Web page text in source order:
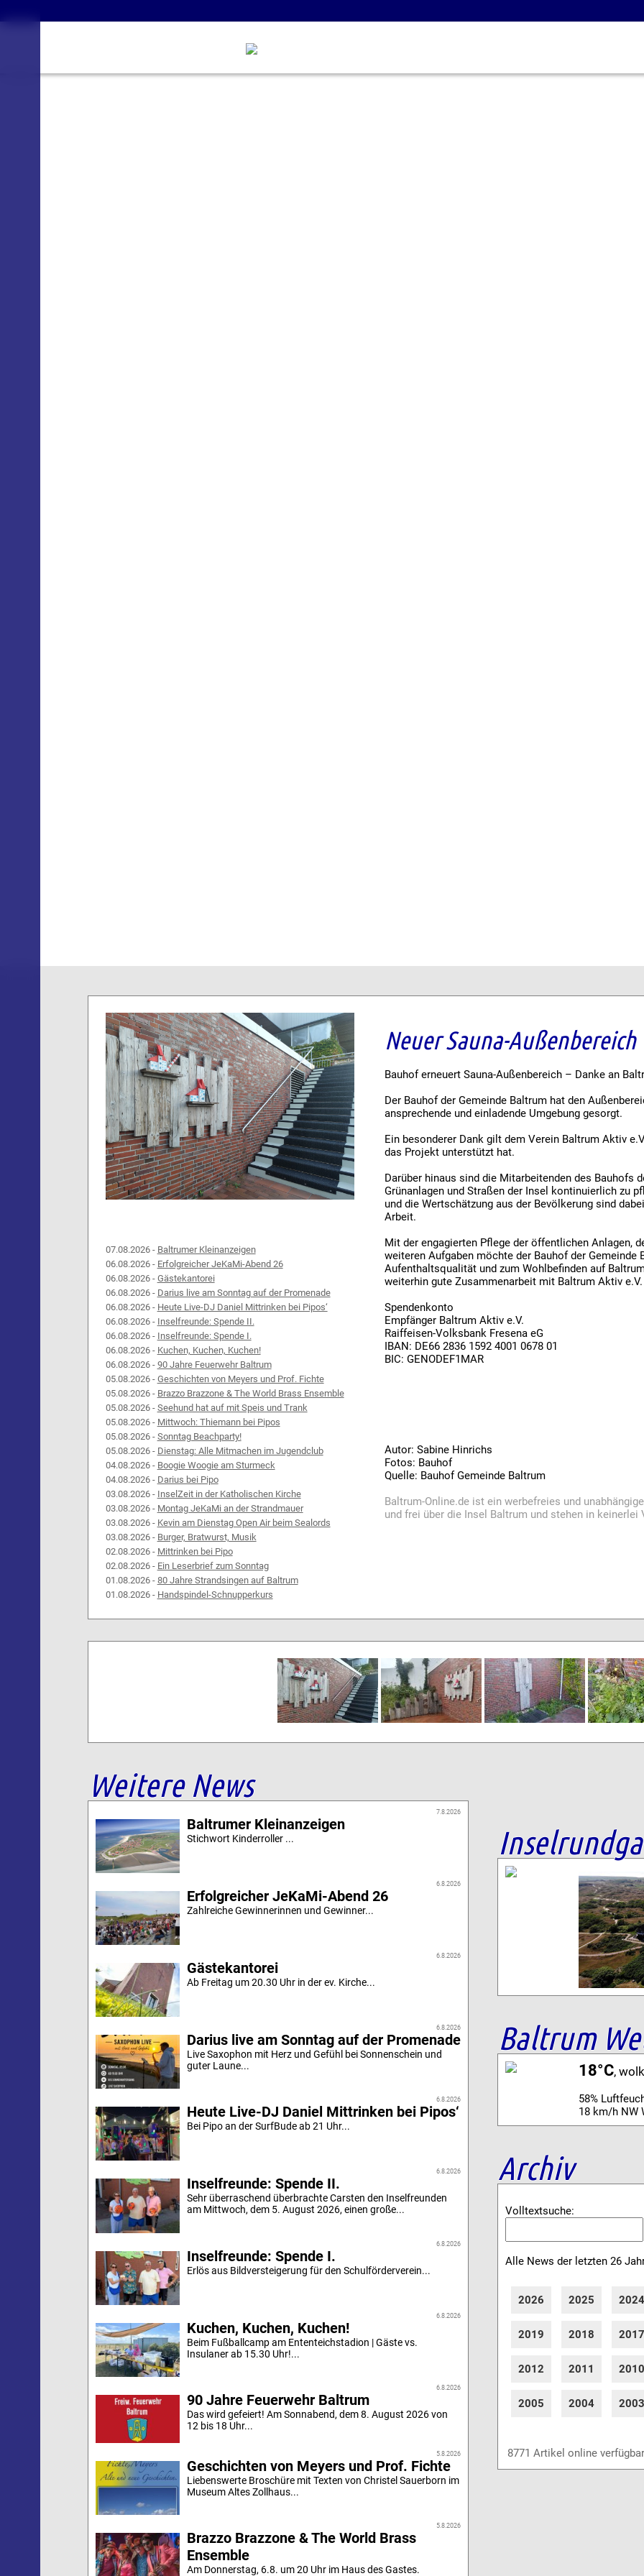
07.08.2026 - Baltrumer Kleinanzeigen
06.08.2026 - Erfolgreicher JeKaMi-Abend 26
06.08.2026 - Gästekantorei
06.08.2026 - Darius live am Sonntag auf der Promenade
06.08.2026 - Heute Live-DJ Daniel Mittrinken bei Pipos‘
06.08.2026 - Inselfreunde: Spende II.
06.08.2026 - Inselfreunde: Spende I.
06.08.2026 - Kuchen, Kuchen, Kuchen!
06.08.2026 - 90 Jahre Feuerwehr Baltrum
05.08.2026 - Geschichten von Meyers und Prof. Fichte
05.08.2026 - Brazzo Brazzone & The World Brass Ensemble
05.08.2026 - Seehund hat auf mit Speis und Trank
05.08.2026 - Mittwoch: Thiemann bei Pipos
05.08.2026 - Sonntag Beachparty!
05.08.2026 - Dienstag: Alle Mitmachen im Jugendclub
04.08.2026 - Boogie Woogie am Sturmeck
04.08.2026 - Darius bei Pipo
03.08.2026 - InselZeit in der Katholischen Kirche
03.08.2026 - Montag JeKaMi an der Strandmauer
03.08.2026 - Kevin am Dienstag Open Air beim Sealords
03.08.2026 - Burger, Bratwurst, Musik
02.08.2026 - Mittrinken bei Pipo
02.08.2026 - Ein Leserbrief zum Sonntag
01.08.2026 - 80 Jahre Strandsingen auf Baltrum
01.08.2026 - Handspindel-Schnupperkurs
Neuer Sauna-Außenbereich
Bauhof erneuert Sauna-Außenbereich – Danke an
Der Bauhof der Gemeinde Baltrum hat den
ansprechende und einladende Umgebung gesorgt.
Ein besonderer Dank gilt dem Verein Baltrum Aktiv
das Projekt unterstützt hat.
Darüber hinaus sind die Mitarbeitenden des Bauhofs
Grünanlagen und Straßen der Insel kontinuierlich zu
und die Wertschätzung aus der Bevölkerung sind
Arbeit.
Mit der engagierten Pflege der öffentlichen Anlagen,
weiteren Aufgaben möchte der Bauhof der Gemeinde
Aufenthaltsqualität und zum Wohlbefinden auf
weiterhin gute Zusammenarbeit mit Baltrum Aktiv e.V.
Spendenkonto
Empfänger Baltrum Aktiv e.V.
Raiffeisen-Volksbank Fresena eG
IBAN: DE66 2836 1592 4001 0678 01
BIC: GENODEF1MAR
Autor: Sabine Hinrichs
Fotos: Bauhof
Quelle: Bauhof Gemeinde Baltrum
Baltrum-Online.de ist ein werbefreies und
und frei über die Insel Baltrum und stehen in keinerlei
Weitere News
7.8.2026
Baltrumer Kleinanzeigen
Stichwort Kinderroller ...
6.8.2026
Erfolgreicher JeKaMi-Abend 26
Zahlreiche Gewinnerinnen und Gewinner...
6.8.2026
Gästekantorei
Ab Freitag um 20.30 Uhr in der ev. Kirche...
6.8.2026
Darius live am Sonntag auf der Promenade
Live Saxophon mit Herz und Gefühl bei Sonnenschein und
guter Laune...
6.8.2026
Heute Live-DJ Daniel Mittrinken bei Pipos‘
Bei Pipo an der SurfBude ab 21 Uhr...
6.8.2026
Inselfreunde: Spende II.
Sehr überraschend überbrachte Carsten den Inselfreunden
am Mittwoch, dem 5. August 2026, einen große...
6.8.2026
Inselfreunde: Spende I.
Erlös aus Bildversteigerung für den Schulförderverein...
6.8.2026
Kuchen, Kuchen, Kuchen!
Beim Fußballcamp am Ententeichstadion | Gäste vs.
Insulaner ab 15.30 Uhr!...
6.8.2026
90 Jahre Feuerwehr Baltrum
Das wird gefeiert! Am Sonnabend, dem 8. August 2026 von
12 bis 18 Uhr...
5.8.2026
Geschichten von Meyers und Prof. Fichte
Liebenswerte Broschüre mit Texten von Christel Sauerborn im
Museum Altes Zollhaus...
5.8.2026
Brazzo Brazzone & The World Brass
Ensemble
Am Donnerstag, 6.8. um 20 Uhr im Haus des Gastes.
Baltrum
18°C,
58%
18 km/h NW
Archiv
Volltextsuche:
Alle News der letzten 26
2026 2025
2019 2018
2012 2011
2005 2004
8771 Artikel online